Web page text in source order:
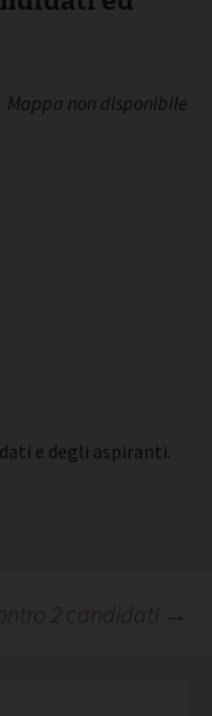
Mappa non disponibile
e degli aspiranti.
2 candidati →